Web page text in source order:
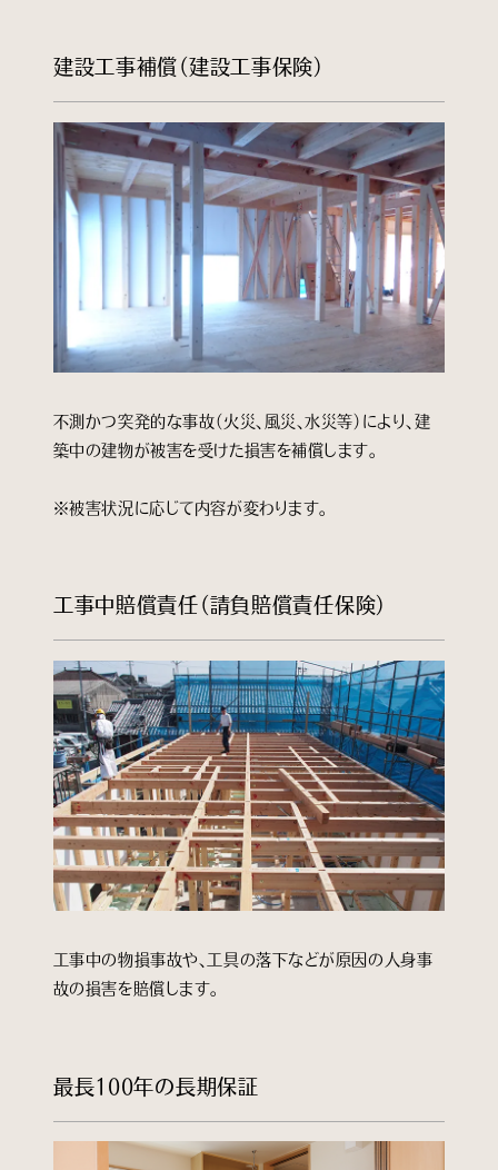
建設工事補償（建設工事保険）
不測かつ突発的な事故（火災、風災、水災等）により、建
築中の建物が被害を受けた損害を補償します。
※被害状況に応じて内容が変わります。
工事中賠償責任（請負賠償責任保険）
工事中の物損事故や、工具の落下などが原因の人身事
故の損害を賠償します。
最長100年の長期保証